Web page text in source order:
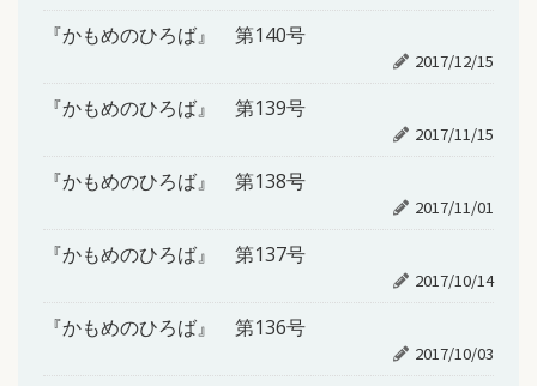
『かもめのひろば』 第140号
2017/12/15
『かもめのひろば』 第139号
2017/11/15
『かもめのひろば』 第138号
2017/11/01
『かもめのひろば』 第137号
2017/10/14
『かもめのひろば』 第136号
2017/10/03